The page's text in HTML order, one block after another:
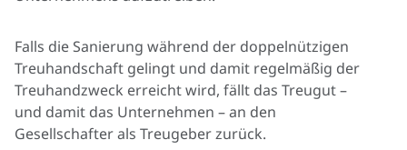
Falls die Sanierung während der doppelnützigen
Treuhandschaft gelingt und damit regelmäßig der
Treuhandzweck erreicht wird, fällt das Treugut –
und damit das Unternehmen – an den
Gesellschafter als Treugeber zurück.